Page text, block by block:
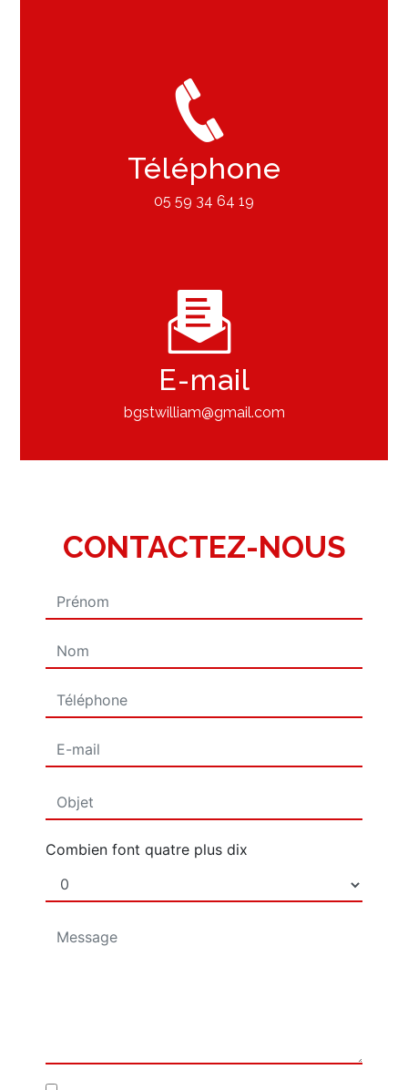
Téléphone
05 59 34 64 19
E-mail
bgstwilliam@gmail.com
CONTACTEZ-NOUS
Combien font quatre plus dix